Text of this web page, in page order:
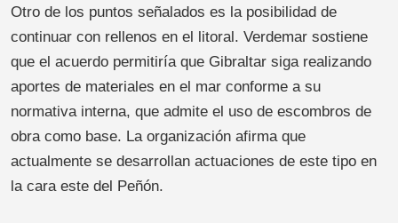
Otro de los puntos señalados es la posibilidad de
continuar con rellenos en el litoral. Verdemar sostiene
que el acuerdo permitiría que Gibraltar siga realizando
aportes de materiales en el mar conforme a su
normativa interna, que admite el uso de escombros de
obra como base. La organización afirma que
actualmente se desarrollan actuaciones de este tipo en
la cara este del Peñón.